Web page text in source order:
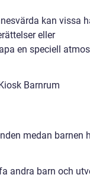
kan vissa
eller
en speciell
Barnrum
medan barnen
andra barn och